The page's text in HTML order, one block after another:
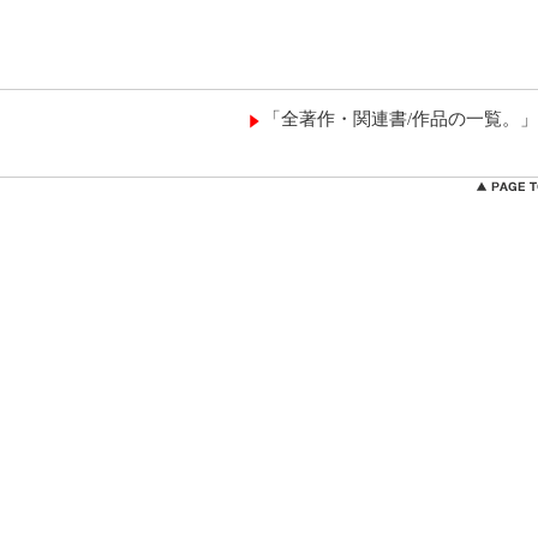
「全著作・関連書/作品の一覧。